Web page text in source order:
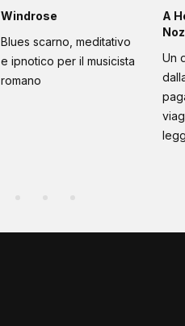
Windrose
Blues scarno, meditativo
e ipnotico per il musicista
romano
A
Noz
Un